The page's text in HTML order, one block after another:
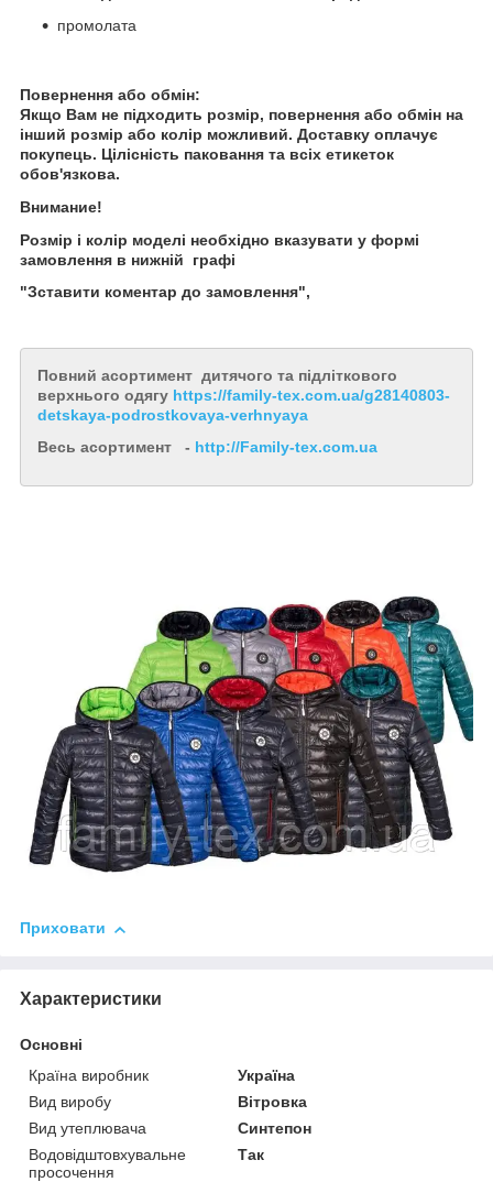
промолата
Повернення або обмін:
Якщо Вам не підходить розмір, повернення або обмін на
інший розмір або колір можливий. Доставку оплачує
покупець. Цілісність паковання та всіх етикеток
обов'язкова.
Внимание!
Розмір і колір моделі необхідно вказувати у формі
замовлення в нижній графі
"Зставити коментар до замовлення",
Повний асортимент дитячого та підліткового
верхнього одягу https://family-tex.com.ua/g28140803-
detskaya-podrostkovaya-verhnyaya
Весь асортимент - http://Family-tex.com.ua
Приховати
Характеристики
Основні
Країна виробник
Україна
Вид виробу
Вітровка
Вид утеплювача
Синтепон
Водовідштовхувальне
просочення
Так